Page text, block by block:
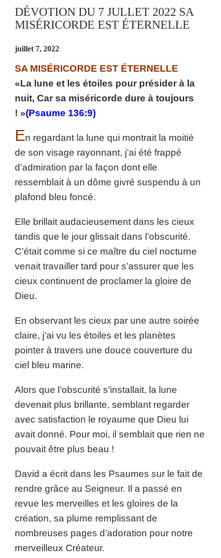
DÉVOTION DU 7 JULLET 2022 SA
MISÉRICORDE EST ÉTERNELLE
juillet 7, 2022
SA MISÉRICORDE EST ÉTERNELLE
«La lune et les étoiles pour présider à la
nuit, Car sa miséricorde dure à toujours
! »(Psaume 136:9)
En regardant la lune qui montrait la moitié
de son visage rayonnant, j’ai été frappé
d’admiration par la façon dont elle
ressemblait à un dôme givré suspendu à un
plafond bleu foncé.
Elle brillait audacieusement dans les cieux
tandis que le jour glissait dans l’obscurité.
C’était comme si ce maître du ciel nocturne
venait travailler tard pour s’assurer que les
cieux continuent de proclamer la gloire de
Dieu.
En observant les cieux par une autre soirée
claire, j’ai vu les étoiles et les planètes
pointer à travers une douce couverture du
ciel bleu marine.
Alors que l’obscurité s’installait, la lune
devenait plus brillante, semblant regarder
avec satisfaction le royaume que Dieu lui
avait donné. Pour moi, il semblait que rien ne
pouvait être plus beau !
David a écrit dans les Psaumes sur le fait de
rendre grâce au Seigneur. Il a passé en
revue les merveilles et les gloires de la
création, sa plume remplissant de
nombreuses pages d’adoration pour notre
merveilleux Créateur.